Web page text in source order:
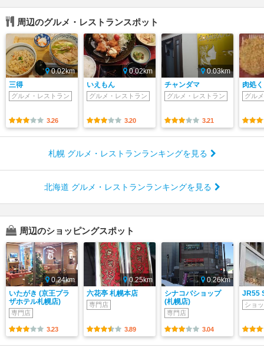
周辺のグルメ・レストランスポット
0.02km
三得
グルメ・レストラン
3.26
0.02km
いえもん
グルメ・レストラン
3.20
0.03km
チャンダマ
グルメ・レストラン
3.21
肉処
グル
札幌 グルメ・レストランランキングを見る
北海道 グルメ・レストランランキングを見る
周辺のショッピングスポット
0.24km
いたがき (京王プラ
ザホテル札幌店)
専門店
3.23
0.25km
六花亭 札幌本店
専門店
3.89
0.26km
シナコバショップ
(札幌店)
専門店
3.04
JR55
ショ